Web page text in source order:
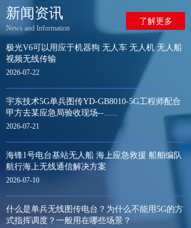
News and Information
新闻资讯
极光V6可以用应于机器狗 无人车 无人机 无人船
视频无线传输
2026-07-22
宇东技术5G单兵图传YD-GB8010-5G工程师配合
甲方去某应急局验收现场--......
2026-07-21
海锋1号电台基站无人船 海上应急救援 船舶编队
航行海上无线通信解决方案
2026-07-10
什么是单兵无线图传电台？为什么不能用5G的方
式指挥调度？一般用在哪些场景？
了解更多